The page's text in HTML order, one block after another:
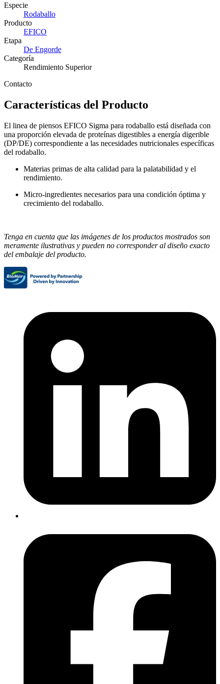
Especie
Rodaballo
Producto
EFICO
Etapa
De Engorde
Categoría
Rendimiento Superior
Contacto
Características del Producto
El linea de piensos EFICO Sigma para rodaballo está diseñada con
una proporción elevada de proteínas digestibles a energía digerible
(DP/DE) correspondiente a las necesidades nutricionales específicas
del rodaballo.
Materias primas de alta calidad para la palatabilidad y el
rendimiento.
Micro-ingredientes necesarios para una condición óptima y
crecimiento del rodaballo.
Tenga en cuenta que las imágenes de los productos mostrados son
meramente ilustrativas y pueden no corresponder al diseño exacto
del embalaje del producto.